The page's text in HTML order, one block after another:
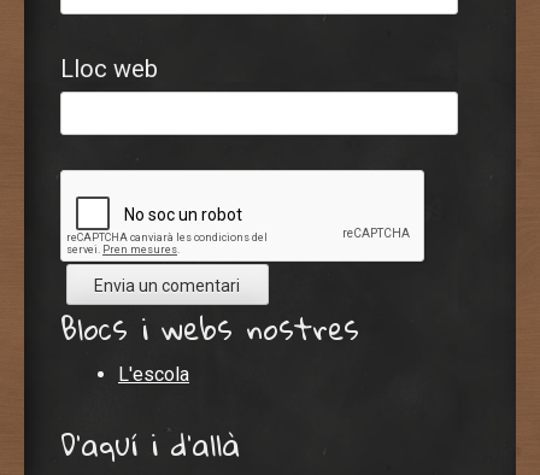
Lloc web
Blocs i webs nostres
L'escola
D'aquí i d'allà